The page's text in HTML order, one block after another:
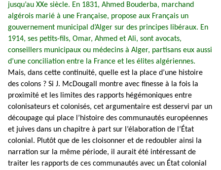
jusqu’au XXe siècle. En 1831, Ahmed Bouderba, marchand
algérois marié à une Française, propose aux Français un
gouvernement municipal d’Alger sur des principes libéraux. En
1914, ses petits-fils, Omar, Ahmed et Ali, sont avocats,
conseillers municipaux ou médecins à Alger, partisans eux aussi
d’une conciliation entre la France et les élites algériennes.
Mais, dans cette continuité, quelle est la place d’une histoire
des colons ? Si J. McDougall montre avec finesse à la fois la
proximité et les limites des rapports hégémoniques entre
colonisateurs et colonisés, cet argumentaire est desservi par un
découpage qui place l’histoire des communautés européennes
et juives dans un chapitre à part sur l’élaboration de l’État
colonial. Plutôt que de les cloisonner et de redoubler ainsi la
narration sur la même période, il aurait été intéressant de
traiter les rapports de ces communautés avec un État colonial